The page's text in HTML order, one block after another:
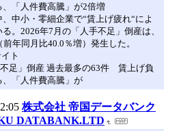
「人件費高騰」が2倍増
中小・零細企業で“賃上げ疲れ“によ
。2026年7月の「人手不足」倒産は、
年同月比40.0％増）発生した。
ト
足」倒産 過去最多の63件 賃上げ負
「人件費高騰」が
株式会社 帝国データバンク
DATABANK.LTD